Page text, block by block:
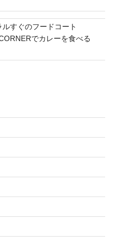
ルすぐのフードコート
でカレーを食べる